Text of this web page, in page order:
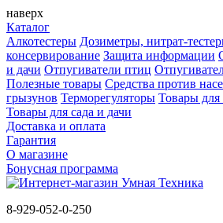
наверх
Каталог
Алкотестеры Дозиметры, нитрат-
консервирование Защита информации
и дачи Отпугиватели птиц
Полезные товары Средства против
грызунов Терморегуляторы Товары для
Товары для сада и дачи
Доставка и оплата
Гарантия
О магазине
Бонусная программа
8-929-052-0-250